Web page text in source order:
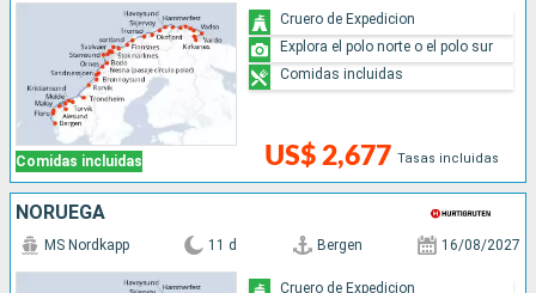
Comidas incluidas US$ 2,677 Tasas incluidas
Cruero de Expedicion
Explora el polo norte o el polo sur
Comidas incluidas
NORUEGA
MS Nordkapp 11 d Bergen 16/08/2027
Cruero de Expedicion